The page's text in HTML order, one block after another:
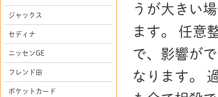
うが大きい
ます。 任意
で、影響が
なります。
ジャックス
セディナ
ニッセンGE
フレンド田
ポケットカード